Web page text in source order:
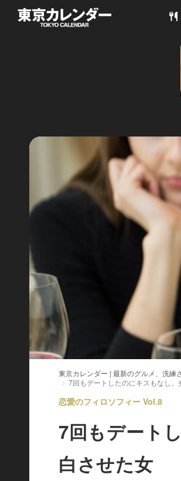
東
東京カレンダー | 最新のグルメ、洗練
7回もデートしたのにキスもなし
恋愛のフィロソフィー Vol.8
7回もデート
白させた女